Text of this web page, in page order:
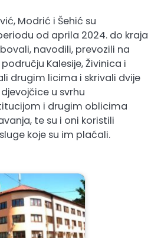
Modrić i Šehić su
od aprila 2024. do kraja
navodili, prevozili na
Kalesije, Živinica i
drugim licima i skrivali dvije
u svrhu
i drugim oblicima
te su i oni koristili
koje su im plaćali.